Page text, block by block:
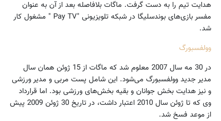
هدایت تیم را به دست گرفت. ماگات بلافاصله بعد از آن به عنوان
مفسر بازی‌های بوندسلیگا در شبکه تلویزیونی "Pay TV " مشغول کار
شد.
وولفسبورگ
در 30 مه سال 2007 معلوم شد که ماگات از 15 ژوئن همان سال
مدیر جدید وولفسبورگ می‌شود. این شامل پست مربی و مدیر ورزشی
و نیز هدایت بخش جوانان و بقیه بخش‌های ورزشی بود. اما قرارداد
وی که تا ژوئن سال 2010 اعتبار داشت، در تاریخ 30 ژوئن 2009 پیش
از موعد فسخ شد.